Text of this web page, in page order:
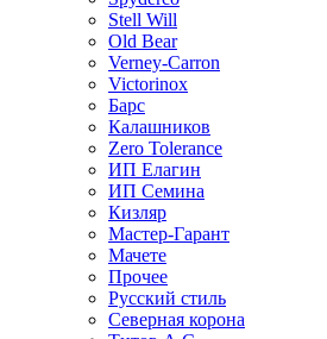
Stell Will
Old Bear
Verney-Carron
Victorinox
Барс
Калашников
Zero Tolerance
ИП Елагин
ИП Семина
Кизляр
Мастер-Гарант
Мачете
Прочее
Русский стиль
Северная корона